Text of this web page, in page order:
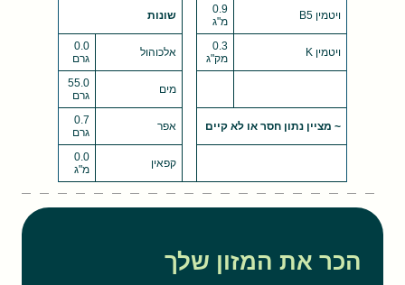
ויטמין B5
0.9
מ"ג
שונות
ויטמין K
0.3
מק"ג
אלכוהול
0.0
גרם
מים
55.0
גרם
~ מציין נתון חסר או לא קיים אפר
0.7
גרם
קפאין
0.0
מ"ג
הכר את המזון שלך